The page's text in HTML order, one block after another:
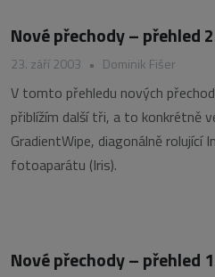
Nové přechody – přehled
23. září 2003 • Dominik Fišer
V tomto přehledu nových
přiblížím další tři, a to konkrétně
GradientWipe, diagonálně rolující
fotoaparátu (Iris).
Nové přechody – přehled